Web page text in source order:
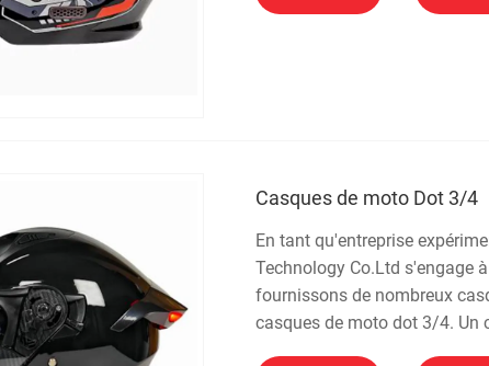
Casques de moto Dot 3/4
En tant qu'entreprise
Technology Co.Ltd s'engage
fournissons de nombreux
casques de moto dot 3/4. Un